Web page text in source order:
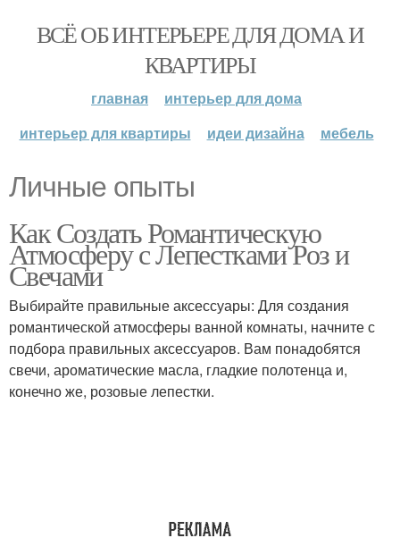
ВСЁ ОБ ИНТЕРЬЕРЕ ДЛЯ ДОМА И
КВАРТИРЫ
главная
интерьер для дома
интерьер для квартиры
идеи дизайна мебель
Личные опыты
Как Создать Романтическую
Атмосферу с Лепестками Роз и
Свечами
Выбирайте правильные аксессуары: Для создания
романтической атмосферы ванной комнаты, начните с
подбора правильных аксессуаров. Вам понадобятся
свечи, ароматические масла, гладкие полотенца и,
конечно же, розовые лепестки.